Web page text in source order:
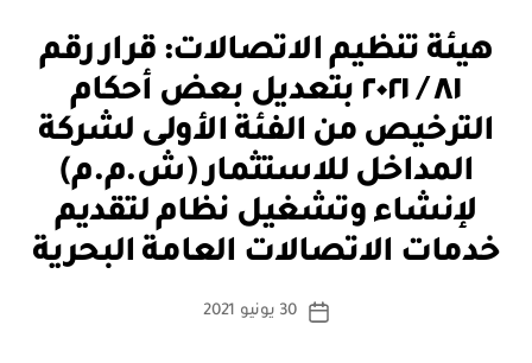
التصنيفات
هيئة تنظيم الاتصالات: قرار رقم
٨١ / ٢٠٢١ بتعديل بعض أحكام
الترخيص من الفئة الأولى لشركة
المداخل للاستثمار (ش.م.م)
لإنشاء وتشغيل نظام لتقديم
خدمات الاتصالات العامة البحرية
كاتب
بو
س
ة
تاريخ
30 يونيو 2021